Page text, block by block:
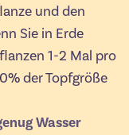
und den
Sie in Erde
1-2 Mal pro
der Topfgröße
Wasser